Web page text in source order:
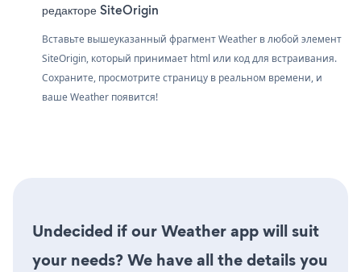
редакторе SiteOrigin
Вставьте вышеуказанный фрагмент Weather в любой элемент
SiteOrigin, который принимает html или код для встраивания.
Сохраните, просмотрите страницу в реальном времени, и
ваше Weather появится!
Undecided if our Weather app will suit
your needs? We have all the details you